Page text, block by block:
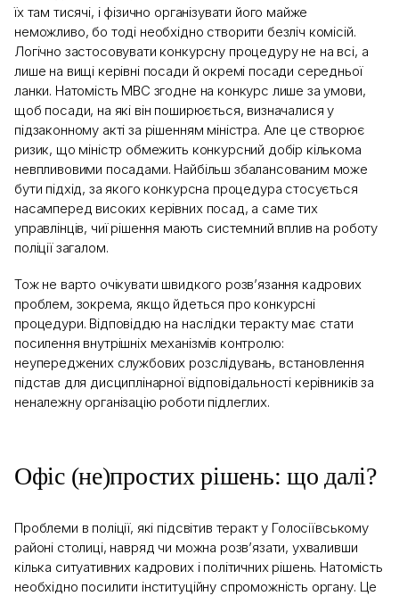
їх там тисячі, і фізично організувати його майже
неможливо, бо тоді необхідно створити безліч комісій.
Логічно застосовувати конкурсну процедуру не на всі, а
лише на вищі керівні посади й окремі посади середньої
ланки. Натомість МВС згодне на конкурс лише за умови,
щоб посади, на які він поширюється, визначалися у
підзаконному акті за рішенням міністра. Але це створює
ризик, що міністр обмежить конкурсний добір кількома
невпливовими посадами. Найбільш збалансованим може
бути підхід, за якого конкурсна процедура стосується
насамперед високих керівних посад, а саме тих
управлінців, чиї рішення мають системний вплив на роботу
поліції загалом.
Тож не варто очікувати швидкого розв’язання кадрових
проблем, зокрема, якщо йдеться про конкурсні
процедури. Відповіддю на наслідки теракту має стати
посилення внутрішніх механізмів контролю:
неупереджених службових розслідувань, встановлення
підстав для дисциплінарної відповідальності керівників за
неналежну організацію роботи підлеглих.
Офіс (не)простих рішень: що далі?
Проблеми в поліції, які підсвітив теракт у Голосіївському
районі столиці, навряд чи можна розв’язати, ухваливши
кілька ситуативних кадрових і політичних рішень. Натомість
необхідно посилити інституційну спроможність органу. Це